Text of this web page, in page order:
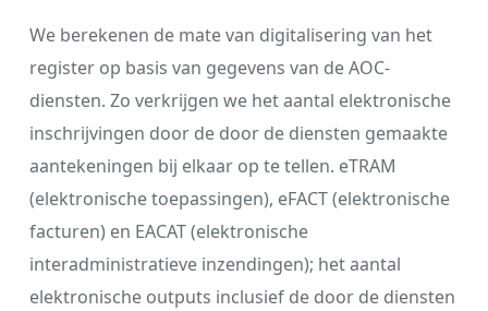
We berekenen de mate van digitalisering van het
register op basis van gegevens van de AOC-
diensten. Zo verkrijgen we het aantal elektronische
inschrijvingen door de door de diensten gemaakte
aantekeningen bij elkaar op te tellen. eTRAM
(elektronische toepassingen), eFACT (elektronische
facturen) en EACAT (elektronische
interadministratieve inzendingen); het aantal
elektronische outputs inclusief de door de diensten